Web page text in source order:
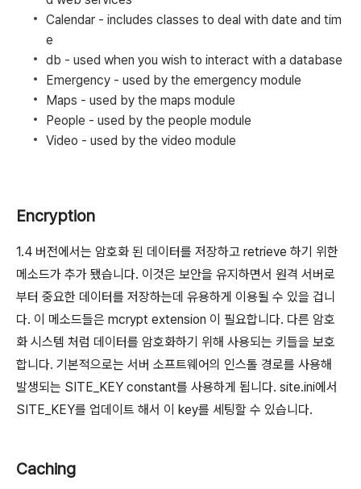
Calendar - includes classes to deal with date and tim
e
db - used when you wish to interact with a database
Emergency - used by the emergency module
Maps - used by the maps module
People - used by the people module
Video - used by the video module
Encryption
1.4 버전에서는 암호화 된 데이터를 저장하고 retrieve 하기 위한
메소드가 추가 됐습니다. 이것은 보안을 유지하면서 원격 서버로
부터 중요한 데이터를 저장하는데 유용하게 이용될 수 있을 겁니
다. 이 메소드들은 mcrypt extension 이 필요합니다. 다른 암호
화 시스템 처럼 데이터를 암호화하기 위해 사용되는 키들을 보호
합니다. 기본적으로는 서버 소프트웨어의 인스톨 경로를 사용해
발생되는 SITE_KEY constant를 사용하게 됩니다. site.ini에서
SITE_KEY를 업데이트 해서 이 key를 세팅할 수 있습니다.
Caching